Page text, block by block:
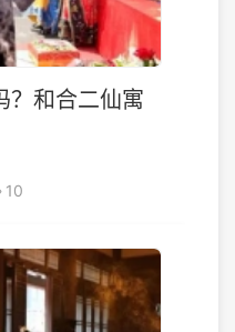
？和合二仙寓
10